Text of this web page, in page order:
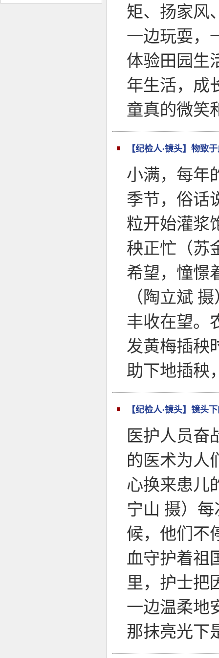
矩、扬家风
一边玩耍，
体验田园生
年生活，成
童真的微笑
【纪检人·镜头】物致
小满，每年
季节，俗话
粒开始灌浆
秧正忙（苏
希望，憧憬
（陶立斌
丰收在望。
发黄梅插秧
助下地插秧
【纪检人·镜头】镜头
医护人员奋
的医术为人
心换来患儿
宁山 摄）
候，他们不
血守护着祖
里，护士把
一边温柔地
那抹亮光下